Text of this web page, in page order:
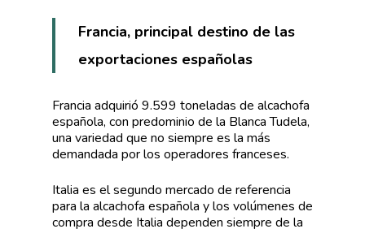
Francia, principal destino de las
exportaciones españolas
Francia adquirió 9.599 toneladas de alcachofa
española, con predominio de la Blanca Tudela,
una variedad que no siempre es la más
demandada por los operadores franceses.
Italia es el segundo mercado de referencia
para la alcachofa española y los volúmenes de
compra desde Italia dependen siempre de la